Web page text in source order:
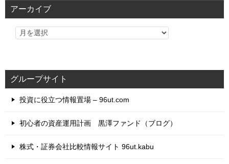
アーカイブ
グループサイト
投資に役立つ情報置場 – 96ut.com
初心者の資産運用計画 黒澤ファンド（ブログ）
株式・証券会社比較情報サイト 96ut.kabu